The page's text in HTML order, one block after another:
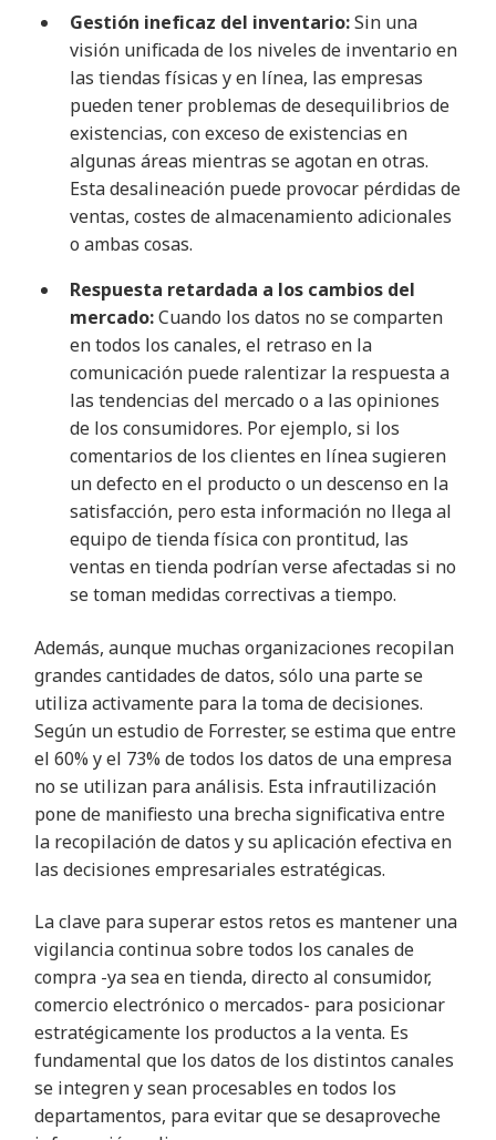
Gestión ineficaz del inventario:Sin una
visión unificada de los niveles de inventario en
las tiendas físicas y en línea, las empresas
pueden tener problemas de desequilibrios de
existencias, con exceso de existencias en
algunas áreas mientras se agotan en otras.
Esta desalineación puede provocar pérdidas de
ventas, costes de almacenamiento adicionales
o ambas cosas.
Respuesta retardada a los cambios del
mercado:Cuando los datos no se comparten
en todos los canales, el retraso en la
comunicación puede ralentizar la respuesta a
las tendencias del mercado o a las opiniones
de los consumidores. Por ejemplo, si los
comentarios de los clientes en línea sugieren
un defecto en el producto o un descenso en la
satisfacción, pero esta información no llega al
equipo de tienda física con prontitud, las
ventas en tienda podrían verse afectadas si no
se toman medidas correctivas a tiempo.
Además, aunque muchas organizaciones recopilan
grandes cantidades de datos, sólo una parte se
utiliza activamente para la toma de decisiones.
Según un estudio de Forrester, se estima que entre
el 60% y el 73% de todos los datos de una empresa
no se utilizan para análisis. Esta infrautilización
pone de manifiesto una brecha significativa entre
la recopilación de datos y su aplicación efectiva en
las decisiones empresariales estratégicas.
La clave para superar estos retos es mantener una
vigilancia continua sobre todos los canales de
compra -ya sea en tienda, directo al consumidor,
comercio electrónico o mercados- para posicionar
estratégicamente los productos a la venta. Es
fundamental que los datos de los distintos canales
se integren y sean procesables en todos los
departamentos, para evitar que se desaproveche